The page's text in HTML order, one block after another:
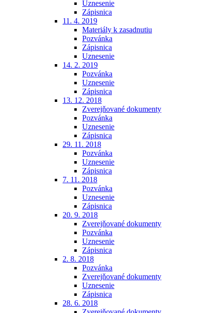
Uznesenie
Zápisnica
11. 4. 2019
Materiály k zasadnutiu
Pozvánka
Zápisnica
Uznesenie
14. 2. 2019
Pozvánka
Uznesenie
Zápisnica
13. 12. 2018
Zverejňované dokumenty
Pozvánka
Uznesenie
Zápisnica
29. 11. 2018
Pozvánka
Uznesenie
Zápisnica
7. 11. 2018
Pozvánka
Uznesenie
Zápisnica
20. 9. 2018
Zverejňované dokumenty
Pozvánka
Uznesenie
Zápisnica
2. 8. 2018
Pozvánka
Zverejňované dokumenty
Uznesenie
Zápisnica
28. 6. 2018